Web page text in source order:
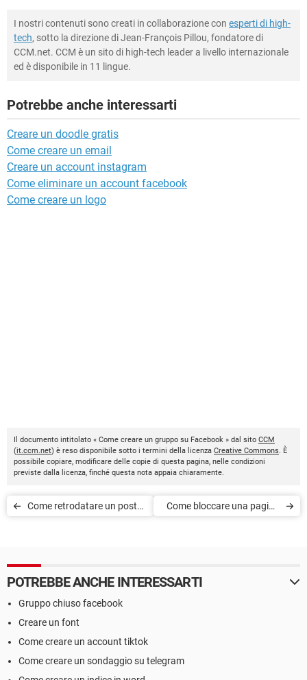
I nostri contenuti sono creati in collaborazione con esperti di high-
tech, sotto la direzione di Jean-François Pillou, fondatore di
CCM.net. CCM è un sito di high-tech leader a livello internazionale
ed è disponibile in 11 lingue.
Potrebbe anche interessarti
Creare un doodle gratis
Come creare un email
Creare un account instagram
Come eliminare un account facebook
Come creare un logo
Il documento intitolato « Come creare un gruppo su Facebook » dal sito CCM
(it.ccm.net) è reso disponibile sotto i termini della licenza Creative Commons. È
possibile copiare, modificare delle copie di questa pagina, nelle condizioni
previste dalla licenza, finché questa nota appaia chiaramente.
Come retrodatare un post
Come bloccare una pagina
POTREBBE ANCHE INTERESSARTI
Gruppo chiuso facebook
Creare un font
Come creare un account tiktok
Come creare un sondaggio su telegram